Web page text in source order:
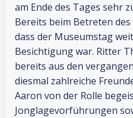
am Ende des Tages sehr
Bereits beim Betreten
dass der Museumstag
Besichtigung war. Ritter
bereits aus den
diesmal zahlreiche
Aaron von der Rolle
Jonglagevorführungen